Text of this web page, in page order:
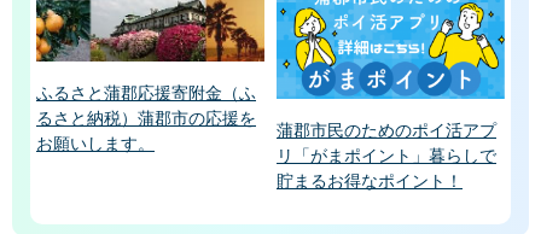
ふるさと蒲郡応援寄附金（ふ
るさと納税）蒲郡市の応援を
お願いします。
蒲郡市民のためのポイ活アプ
リ「がまポイント」暮らしで
貯まるお得なポイント！